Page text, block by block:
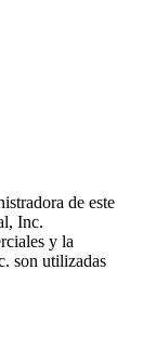
de este
Inc.
y la
son utilizadas